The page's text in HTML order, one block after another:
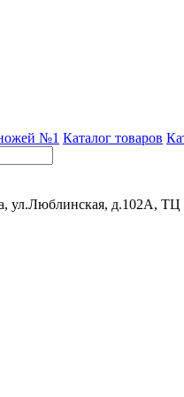
№1 Каталог товаров
ул.Люблинская, д.102А,